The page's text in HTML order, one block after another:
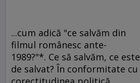
...cum adică "ce salvăm din
filmul românesc ante-
1989?"*. Ce să salvăm, ce este
de salvat? În conformitate cu